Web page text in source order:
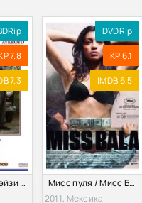
Размер: 25.26 GB
Размер: 2.70 GB
Размер: 3.39 GB
Размер: 9.70 GB
Размер: 2.37 GB
7.8
7.3
Шофер мисс Дэйзи (1989)
DVDRip
KP 6.1
IMDB 6.5
Мисс пуля / Мисс Бала (2011)
2011, Мексика